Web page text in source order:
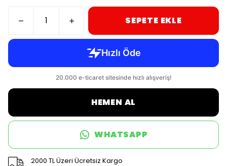
SEPETE EKLE
HEMEN AL
WHATSAPP
2000 TL Üzeri Ücretsiz Kargo